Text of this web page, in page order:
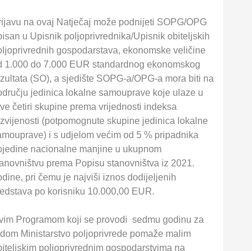
na ovaj Natječaj može podnijeti SOPG/OPG
u Upisnik poljoprivrednika/Upisnik obiteljskih
gospodarstava, ekonomske veličine
1.000 do 7.000 EUR standardnog ekonomskog
(SO), a sjedište SOPG-a/OPG-a mora biti na
jedinica lokalne samouprave koje ulaze u
četiri skupine prema vrijednosti indeksa
(potpomognute skupine jedinica lokalne
i s udjelom većim od 5 % pripadnika
nacionalne manjine u ukupnom
prema Popisu stanovništva iz 2021.
pri čemu je najviši iznos dodijeljenih
po korisniku 10.000,00 EUR.
Programom koji se provodi sedmu godinu za
Ministarstvo poljoprivrede pomaže malim
poljoprivrednim gospodarstvima na